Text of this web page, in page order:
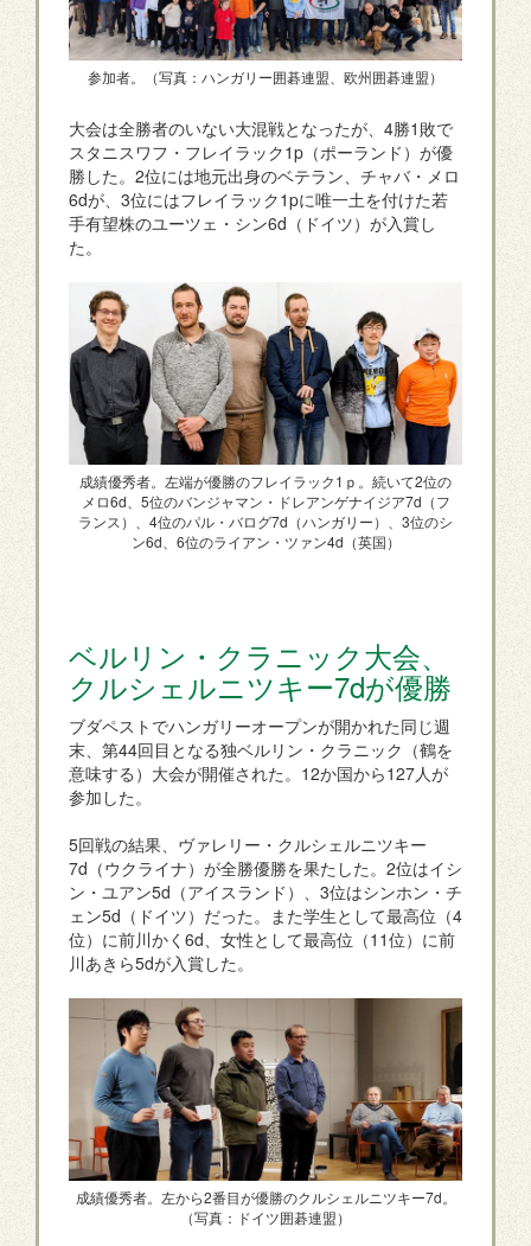
参加者。（写真：ハンガリー囲碁連盟、欧州囲碁連盟）
大会は全勝者のいない大混戦となったが、4勝1敗で
スタニスワフ・フレイラック1p（ポーランド）が優
勝した。2位には地元出身のベテラン、チャバ・メロ
6dが、3位にはフレイラック1pに唯一土を付けた若
手有望株のユーツェ・シン6d（ドイツ）が入賞し
た。
成績優秀者。左端が優勝のフレイラック1ｐ。続いて2位の
メロ6d、5位のバンジャマン・ドレアンゲナイジア7d（フ
ランス）、4位のパル・バログ7d（ハンガリー）、3位のシ
ン6d、6位のライアン・ツァン4d（英国）
ベルリン・クラニック大会、
クルシェルニツキー7dが優勝
ブダペストでハンガリーオープンが開かれた同じ週
末、第44回目となる独ベルリン・クラニック（鶴を
意味する）大会が開催された。12か国から127人が
参加した。
5回戦の結果、ヴァレリー・クルシェルニツキー
7d（ウクライナ）が全勝優勝を果たした。2位はイシ
ン・ユアン5d（アイスランド）、3位はシンホン・チ
ェン5d（ドイツ）だった。また学生として最高位（4
位）に前川かく6d、女性として最高位（11位）に前
川あきら5dが入賞した。
成績優秀者。左から2番目が優勝のクルシェルニツキー7d。
（写真：ドイツ囲碁連盟）